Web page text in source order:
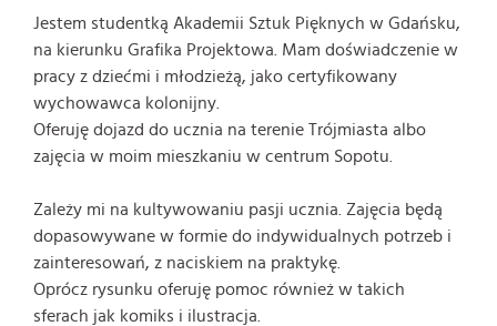
Jestem studentką Akademii Sztuk Pięknych w Gdańsku,
na kierunku Grafika Projektowa. Mam doświadczenie w
pracy z dziećmi i młodzieżą, jako certyfikowany
wychowawca kolonijny.
Oferuję dojazd do ucznia na terenie Trójmiasta albo
zajęcia w moim mieszkaniu w centrum Sopotu.
Zależy mi na kultywowaniu pasji ucznia. Zajęcia będą
dopasowywane w formie do indywidualnych potrzeb i
zainteresowań, z naciskiem na praktykę.
Oprócz rysunku oferuję pomoc również w takich
sferach jak komiks i ilustracja.